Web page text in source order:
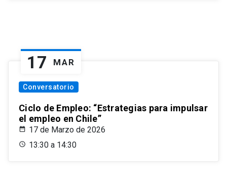
17 MAR
Conversatorio
Ciclo de Empleo: “Estrategias para impulsar
el empleo en Chile”
17 de Marzo de 2026
13:30 a 14:30